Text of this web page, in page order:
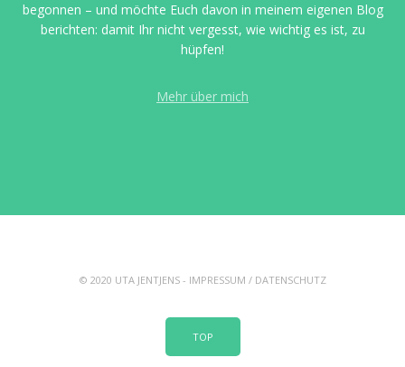
begonnen – und möchte Euch davon in meinem eigenen Blog
berichten: damit Ihr nicht vergesst, wie wichtig es ist, zu
hüpfen!
Mehr über mich
© 2020 UTA JENTJENS - IMPRESSUM / DATENSCHUTZ
TOP